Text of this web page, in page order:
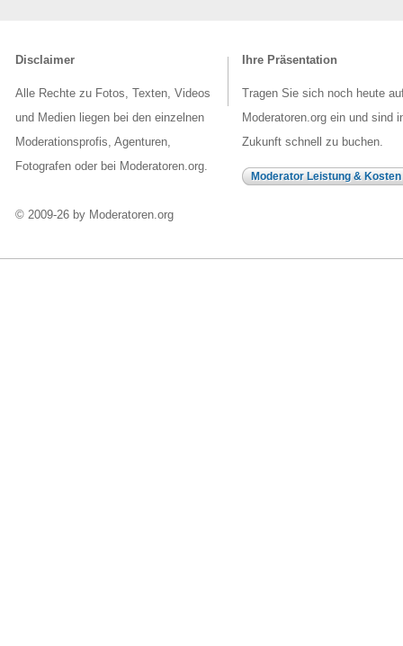
Disclaimer
Alle Rechte zu Fotos, Texten, Videos
und Medien liegen bei den einzelnen
Moderationsprofis, Agenturen,
Fotografen oder bei Moderatoren.org.
© 2009-26 by Moderatoren.org
Ihre Präsentation
Tragen Sie sich noch heute
Moderatoren.org ein und sind
Zukunft schnell zu buchen.
Moderator Leistung & Kosten